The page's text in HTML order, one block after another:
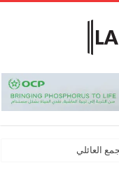
العائلي